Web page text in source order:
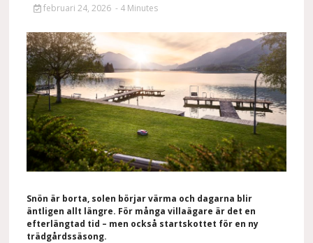
februari 24, 2026 - 4 Minutes
Snön är borta, solen börjar värma och dagarna blir
äntligen allt längre. För många villaägare är det en
efterlängtad tid – men också startskottet för en ny
trädgårdssäsong.